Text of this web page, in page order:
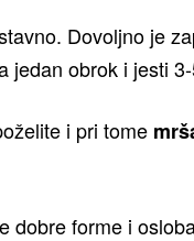
Dovoljno je
jedan obrok i jesti
i pri tome
dobre forme i